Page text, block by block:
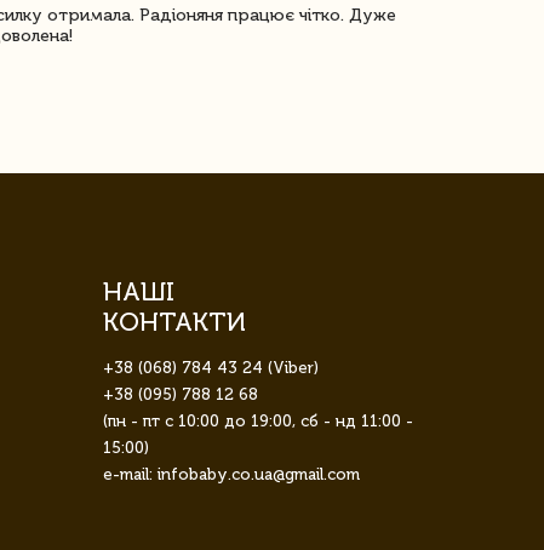
отримала. Радіоняня працює чітко. Дуже
НАШІ
КОНТАКТИ
+38 (068) 784 43 24 (Viber)
+38 (095) 788 12 68
(пн - пт с 10:00 до 19:00, сб - нд 11:00 -
15:00)
e-mail: infobaby.co.ua@gmail.com